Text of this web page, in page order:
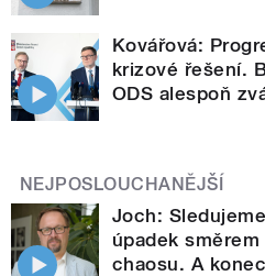
Kovářová:
krizové řešení.
ODS alespoň
NEJPOSLOUCHANĚJŠÍ
Joch:
úpadek
chaosu. A